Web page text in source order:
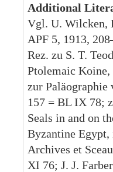
Additional
Vgl. U. Wilcken,
APF 5, 1913,
Rez. zu S. T.
Ptolemaic
zur
157 = BL IX 78;
Seals in and on
Byzantine
Archives et
XI 76; J. J.